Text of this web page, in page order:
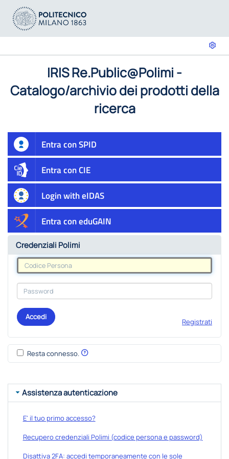
IRIS Re.Public@Polimi -
Catalogo/archivio dei prodotti della
ricerca
Entra con SPID
Entra con CIE
Login with eIDAS
Entra con eduGAIN
Credenziali Polimi
Accedi
Registrati
Resta connesso.
Assistenza autenticazione
E' il tuo primo accesso?
Recupero credenziali Polimi (codice persona e password)
Disattiva 2FA: accedi temporaneamente con le sole